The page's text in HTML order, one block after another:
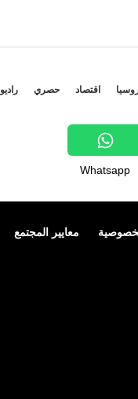
اقتصاد حصري راديو
Whatsapp
معايير المجتمع